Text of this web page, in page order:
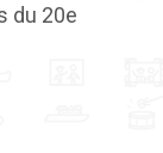
du 20e